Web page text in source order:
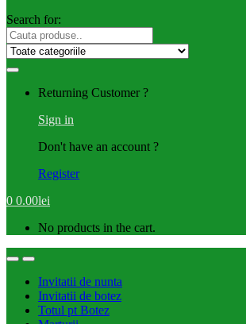
Search for:
Returning Customer ?
Sign in
Don't have an account ?
Register
0 0.00lei
No products in the cart.
Invitatii de nunta
Invitatii de botez
Totul pt Botez